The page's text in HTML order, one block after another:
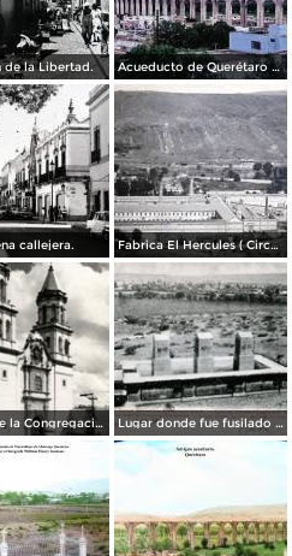
de la Libertad. Acueducto de Querétaro 1967
callejera. Fabrica El Hercules ( Circulada el 22 de Junio de 1926 ).
Templo de la Congregación Lugar donde fue fusilado el emperador Maximiliano